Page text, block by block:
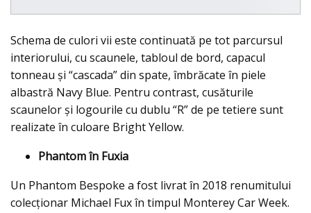
Schema de culori vii este continuată pe tot parcursul
interiorului, cu scaunele, tabloul de bord, capacul
tonneau și “cascada” din spate, îmbrăcate în piele
albastră Navy Blue. Pentru contrast, cusăturile
scaunelor şi logourile cu dublu “R” de pe tetiere sunt
realizate în culoare Bright Yellow.
Phantom în Fuxia
Un Phantom Bespoke a fost livrat în 2018 renumitului
colecționar Michael Fux în timpul Monterey Car Week.